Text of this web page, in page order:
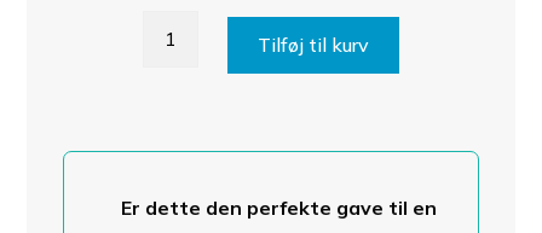
Tilføj til kurv
Er dette den perfekte gave til en